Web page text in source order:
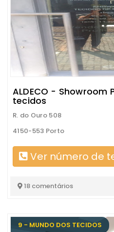
ALDECO - Showroom
tecidos
R. do Ouro 508
4150-553 Porto
Ver número de
18 comentários
9 - MUNDO DOS TECIDOS